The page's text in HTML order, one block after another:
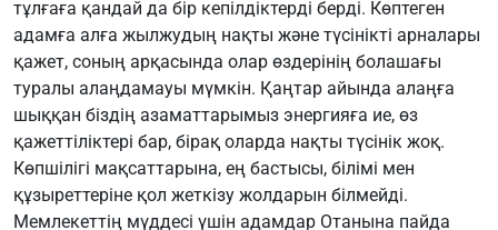
тұлғаға қандай да бір кепілдіктерді берді. Көптеген
адамға алға жылжудың нақты және түсінікті арналары
қажет, соның арқасында олар өздерінің болашағы
туралы алаңдамауы мүмкін. Қаңтар айында алаңға
шыққан біздің азаматтарымыз энергияға ие, өз
қажеттіліктері бар, бірақ оларда нақты түсінік жоқ.
Көпшілігі мақсаттарына, ең бастысы, білімі мен
құзыреттеріне қол жеткізу жолдарын білмейді.
Мемлекеттің мүддесі үшін адамдар Отанына пайда